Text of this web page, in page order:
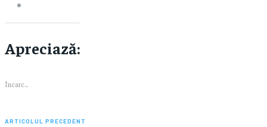
Apreciază:
Încarc...
ARTICOLUL PRECEDENT